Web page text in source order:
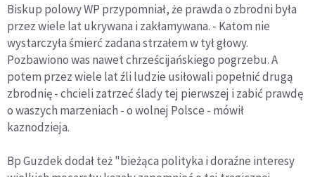
Biskup polowy WP przypomniał, że prawda o zbrodni była
przez wiele lat ukrywana i zakłamywana. - Katom nie
wystarczyła śmierć zadana strzałem w tył głowy.
Pozbawiono was nawet chrześcijańskiego pogrzebu. A
potem przez wiele lat źli ludzie usiłowali popełnić drugą
zbrodnię - chcieli zatrzeć ślady tej pierwszej i zabić prawdę
o waszych marzeniach - o wolnej Polsce - mówił
kaznodzieja.
Bp Guzdek dodał też "bieżąca polityka i doraźne interesy